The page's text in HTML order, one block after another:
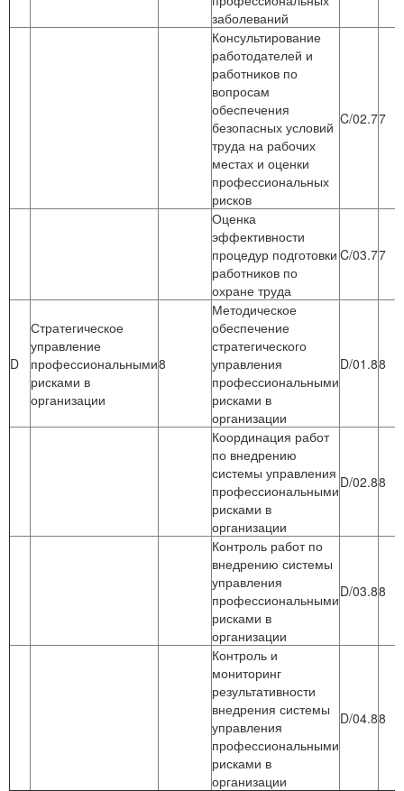
заболеваний
Консультирование
работодателей и
работников по
вопросам
обеспечения
безопасных условий
труда на рабочих
местах и оценки
профессиональных
рисков
C/02.77
Оценка
эффективности
процедур подготовки
работников по
охране труда
C/03.77
D
Стратегическое
управление
профессиональными
рисками в
организации
8
Методическое
обеспечение
стратегического
управления
профессиональными
рисками в
организации
D/01.88
Координация работ
по внедрению
системы управления
профессиональными
рисками в
организации
D/02.88
Контроль работ по
внедрению системы
управления
профессиональными
рисками в
организации
D/03.88
Контроль и
мониторинг
результативности
внедрения системы
управления
профессиональными
рисками в
организации
D/04.88